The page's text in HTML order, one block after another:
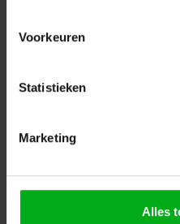
Voorkeuren
Statistieken
Marketing
Alles
Over Podiumtechniek
Veilig winkelen